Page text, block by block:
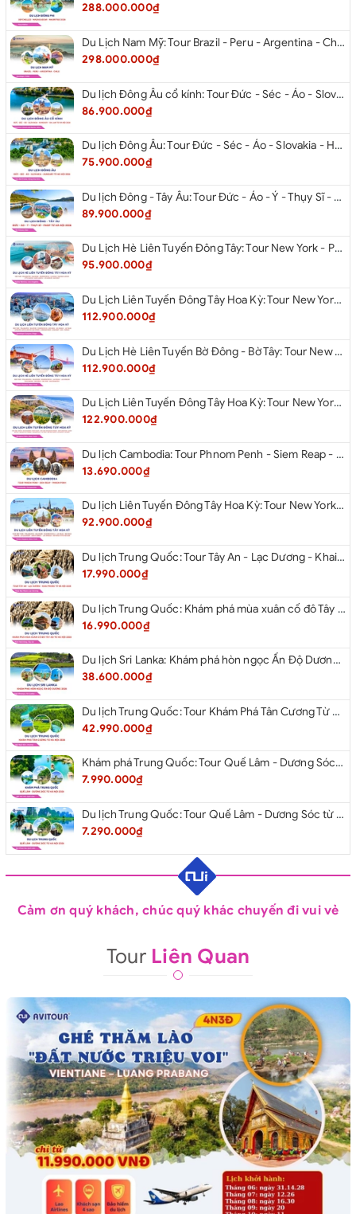
288.000.000₫
Du Lịch Nam Mỹ: Tour Brazil - Peru - Argentina - Chile 2026
298.000.000₫
Du lịch Đông Âu cổ kính: Tour Đức - Séc - Áo - Slovakia - Hungary - Ba Lan từ Hà Nội 2026
86.900.000₫
Du lịch Đông Âu: Tour Đức - Séc - Áo - Slovakia - Hungary từ Hà Nội 2026
75.900.000₫
Du lịch Đông - Tây Âu: Tour Đức - Áo - Ý - Thụy Sĩ - Pháp từ Hà Nội 2026
89.900.000₫
Du Lịch Hè Liên Tuyến Đông Tây: Tour New York - Philadelphia - Delaware - Washington Dc - Las Vegas - Red Rock Canyon - Little Saigon - Santa Monica - Los Angeles - San Diego Từ Hà Nội 2026
95.900.000₫
Du Lịch Liên Tuyến Đông Tây Hoa Kỳ: Tour New York - Philadelphia - Delaware - Washington Dc - San Diego - Los Angeles - Las Vegas - Antelope Canyon (Hẻm Núi Linh Dương) - Horseshoe Bend - Monument - Page - Phoenix Từ Hà Nội 2026
112.900.000₫
Du Lịch Hè Liên Tuyến Bờ Đông - Bờ Tây: Tour New York - Philadelphia - Delaware - Washington Dc - Las Vegas - Los Angeles - Hollywood - San Diego - San Jose - San Francisco - Từ Hà Nội 2026
112.900.000₫
Du Lịch Liên Tuyến Đông Tây Hoa Kỳ: Tour New York - Boston - New Hampshire - Artist’s Bluff - Echo Lake Kancamagus Highway - White Mountains - Albany - Buffalo - Niagara Falls Corning - Washington Dc - Las Vegas - Red Rock Canyon - Los Angeles - San Diego Từ Hà Nội 2026
122.900.000₫
Du lịch Cambodia: Tour Phnom Penh - Siem Reap - Phnom Penh
13.690.000₫
Du lịch Liên Tuyến Đông Tây Hoa Kỳ: Tour New York - Philadelphia - Delaware - Washington D.C - Las Vegas - Red rock Canyon - Little Saigon - Santa Monica - Los Angeles - San Diego từ Hà Nội 2026
92.900.000₫
Du lịch Trung Quốc: Tour Tây An - Lạc Dương - Khai Phong từ Hà Nội 2026
17.990.000₫
Du lịch Trung Quốc: Khám phá mùa xuân cố đô Tây An từ Hà Nội 2026
16.990.000₫
Du lịch Sri Lanka: Khám phá hòn ngọc Ấn Độ Dương 2026
38.600.000₫
Du lịch Trung Quốc: Tour Khám Phá Tân Cương Từ Hà Nội 2026
42.990.000₫
Khám phá Trung Quốc: Tour Quế Lâm - Dương Sóc từ Hà Nội 2026
7.990.000₫
Du lịch Trung Quốc: Tour Quế Lâm - Dương Sóc từ Hà Nội 2026
7.290.000₫
Cảm ơn quý khách, chúc quý khác chuyến đi vui vẻ
Tour Liên Quan